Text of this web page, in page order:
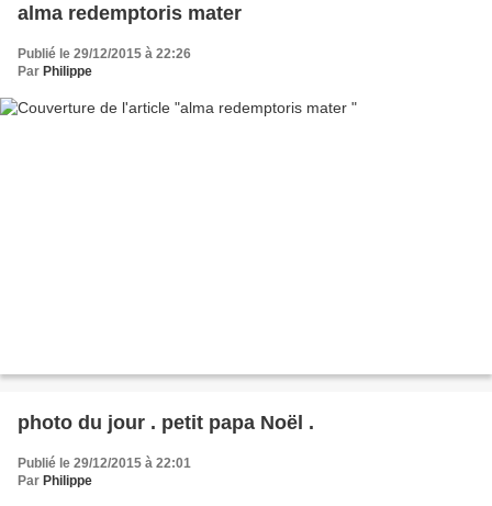
alma redemptoris mater
Publié le 29/12/2015 à 22:26
Par Philippe
photo du jour . petit papa Noël .
Publié le 29/12/2015 à 22:01
Par Philippe